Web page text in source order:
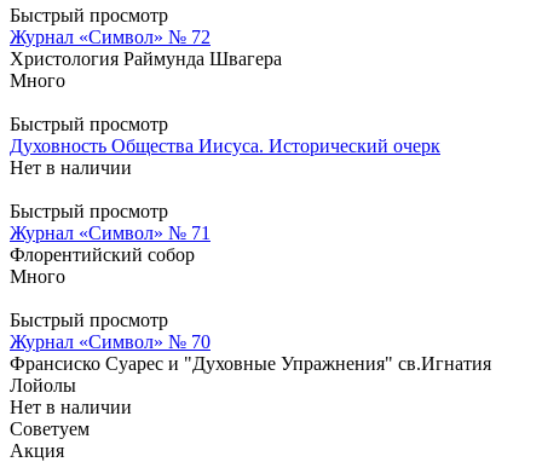
Быстрый просмотр
Журнал «Символ» № 72
Христология Раймунда Швагера
Много
Быстрый просмотр
Духовность Общества Иисуса. Исторический очерк
Нет в наличии
Быстрый просмотр
Журнал «Символ» № 71
Флорентийский собор
Много
Быстрый просмотр
Журнал «Символ» № 70
Франсиско Суарес и "Духовные Упражнения" св.Игнатия
Лойолы
Нет в наличии
Советуем
Акция